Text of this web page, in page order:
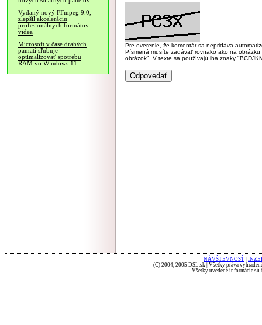
Vydaný nový FFmpeg 9.0,
zlepšil akceleráciu
profesionálnych formátov
videa
Microsoft v čase drahých
pamätí sľubuje
optimalizovať spotrebu
RAM vo Windows 11
Pre overenie, že komentár sa nepridáva
Písmená musíte zadávať rovnako ako na
obrázok". V texte sa používajú iba znaky
NÁVŠTEVNOSŤ
(C) 2004, 2005 DSL.sk | Všetky práva
Všetky uvedené informácie sú